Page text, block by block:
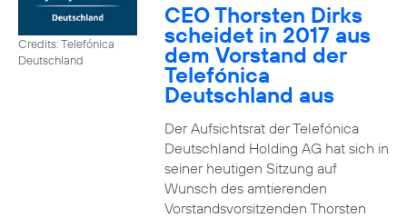
Credits: Telefónica
Deutschland
CEO Thorsten Dirks
scheidet in 2017 aus
dem Vorstand der
Telefónica
Deutschland aus
Der Aufsichtsrat der Telefónica
Deutschland Holding AG hat sich in
seiner heutigen Sitzung auf
Wunsch des amtierenden
Vorstandsvorsitzenden Thorsten